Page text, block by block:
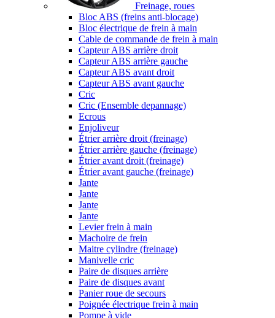
Freinage, roues
Bloc ABS (freins anti-blocage)
Bloc électrique de frein à main
Cable de commande de frein à main
Capteur ABS arrière droit
Capteur ABS arrière gauche
Capteur ABS avant droit
Capteur ABS avant gauche
Cric
Cric (Ensemble depannage)
Ecrous
Enjoliveur
Étrier arrière droit (freinage)
Étrier arrière gauche (freinage)
Étrier avant droit (freinage)
Étrier avant gauche (freinage)
Jante
Jante
Jante
Jante
Levier frein à main
Machoire de frein
Maitre cylindre (freinage)
Manivelle cric
Paire de disques arrière
Paire de disques avant
Panier roue de secours
Poignée électrique frein à main
Pompe à vide